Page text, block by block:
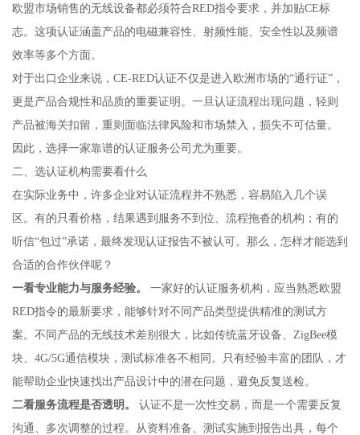
欧盟市场销售的无线设备都必须符合RED指令要求，并加贴CE标
志。这项认证涵盖产品的电磁兼容性、射频性能、安全性以及频谱
效率等多个方面。
对于出口企业来说，CE-RED认证不仅是进入欧洲市场的“通行证”，
更是产品合规性和品质的重要证明。一旦认证流程出现问题，轻则
产品被海关扣留，重则面临法律风险和市场禁入，损失不可估量。
因此，选择一家靠谱的认证服务公司尤为重要。
二、选认证机构需要看什么
在实际业务中，许多企业对认证流程并不熟悉，容易陷入几个误
区。有的只看价格，结果遇到服务不到位、流程拖沓的机构；有的
听信“包过”承诺，最终发现认证报告不被认可。那么，怎样才能选到
合适的合作伙伴呢？
一看专业能力与服务经验。
一家好的认证服务机构，应当熟悉欧盟
RED指令的最新要求，能够针对不同产品类型提供精准的测试方
案。不同产品的无线技术差别很大，比如传统蓝牙设备、ZigBee模
块、4G/5G通信模块，测试标准各不相同。只有经验丰富的团队，才
能帮助企业快速找出产品设计中的潜在问题，避免反复送检。
二看服务流程是否透明。
认证不是一次性交易，而是一个需要反复
沟通、多次调整的过程。从资料准备、测试实施到报告出具，每个